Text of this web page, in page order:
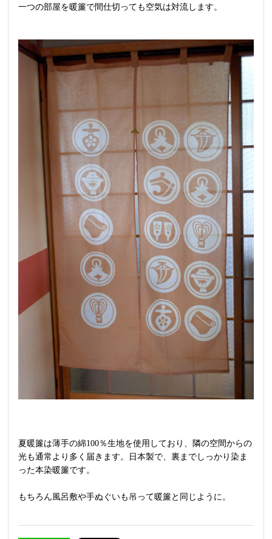
一つの部屋を暖簾で間仕切っても空気は対流します。
夏暖簾は薄手の綿100％生地を使用しており、隣の空間からの
光も通常より多く届きます。日本製で、裏までしっかり染ま
った本染暖簾です。
もちろん風呂敷や手ぬぐいも吊って暖簾と同じように。